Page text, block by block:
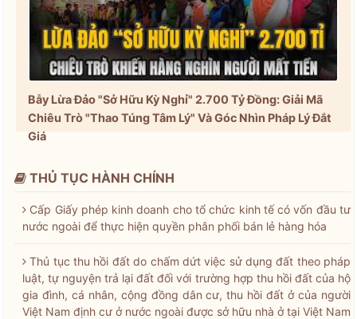
Bẫy Lừa Đảo "Sở Hữu Kỳ Nghỉ" 2.700 Tỷ Đồng: Giải Mã
Chiêu Trò "Thao Túng Tâm Lý" Và Góc Nhìn Pháp Lý Đắt
Giá
THỦ TỤC HÀNH CHÍNH
Cấp Giấy phép kinh doanh cho tổ chức kinh tế có vốn đầu tư
nước ngoài để thực hiện quyền phân phối bán lẻ hàng hóa
Thủ tục thu hồi đất do chấm dứt việc sử dụng đất theo pháp
luật, tự nguyện trả lại đất đối với trường hợp thu hồi đất của hộ
gia đình, cá nhân, cộng đồng dân cư, thu hồi đất ở của người
Việt Nam định cư ở nước ngoài được sở hữu nhà ở tại Việt Nam